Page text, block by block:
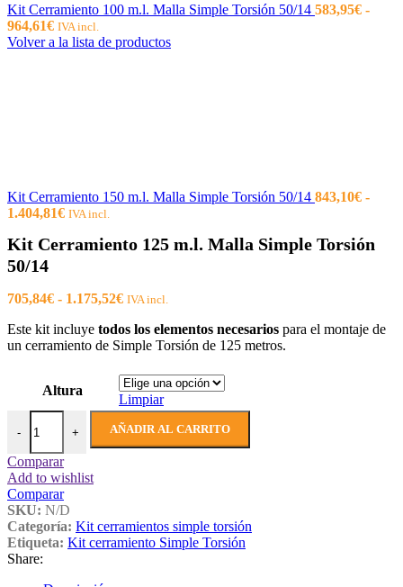
Kit Cerramiento 100 m.l. Malla Simple Torsión 50/14 583,95€ -
964,61€Rango
de
IVA incl.
Volver a la lista de productos
Kit Cerramiento 150 m.l. Malla Simple Torsión 50/14 843,10€ -
1.404,81€Rango
precios:
hasta
1.404,81€
IVA incl.
Kit Cerramiento 125 m.l. Malla Simple Torsión
50/14
705,84€ - 1.175,52€Rango
precios:
desde
hasta
1.175,52€
IVA incl.
Este kit incluye todos los elementos necesarios para el montaje de
un cerramiento de Simple Torsión de 125 metros.
Altura
Limpiar
-
Kit Cerramiento 125 m.l. Malla Simple Torsión 50/14 cantidad
+ AÑADIR AL CARRITO
Comparar
Add to wishlist
Comparar
SKU: N/D
Categoría: Kit cerramientos simple torsión
Etiqueta: Kit cerramiento Simple Torsión
Share: